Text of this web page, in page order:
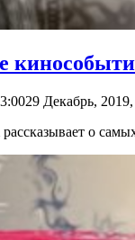
29 Декабрь,
о